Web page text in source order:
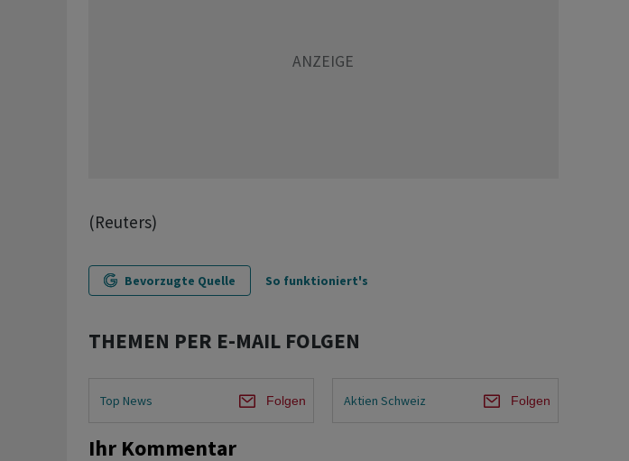
(Reuters)
Bevorzugte Quelle So funktioniert's
THEMEN PER E-MAIL FOLGEN
Top News Folgen Aktien Schweiz Folgen
Ihr Kommentar